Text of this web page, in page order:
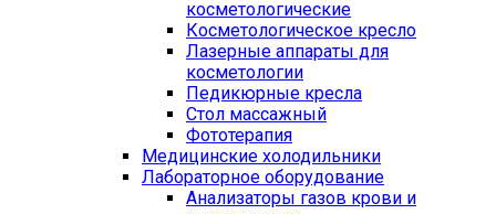
косметологические
Косметологическое кресло
Лазерные аппараты для
косметологии
Педикюрные кресла
Стол массажный
Фототерапия
Медицинские холодильники
Лабораторное оборудование
Анализаторы газов крови и